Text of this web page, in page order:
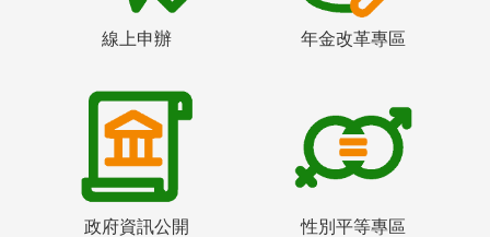
線上申辦 年金改革專區
政府資訊公開 性別平等專區